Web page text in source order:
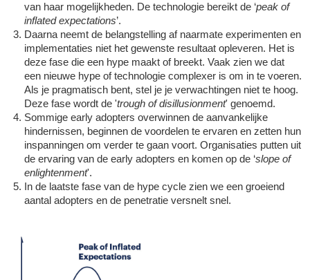
van haar mogelijkheden. De technologie bereikt de ‘peak of
inflated expectations’.
Daarna neemt de belangstelling af naarmate experimenten en
implementaties niet het gewenste resultaat opleveren. Het is
deze fase die een hype maakt of breekt. Vaak zien we dat
een nieuwe hype of technologie complexer is om in te voeren.
Als je pragmatisch bent, stel je je verwachtingen niet te hoog.
Deze fase wordt de 'trough of disillusionment' genoemd.
Sommige early adopters overwinnen de aanvankelijke
hindernissen, beginnen de voordelen te ervaren en zetten hun
inspanningen om verder te gaan voort. Organisaties putten uit
de ervaring van de early adopters en komen op de ‘slope of
enlightenment'.
In de laatste fase van de hype cycle zien we een groeiend
aantal adopters en de penetratie versnelt snel.